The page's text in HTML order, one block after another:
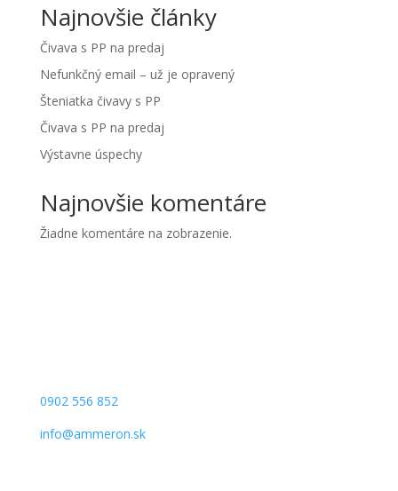
Najnovšie články
Čivava s PP na predaj
Nefunkčný email – už je opravený
Šteniatka čivavy s PP
Čivava s PP na predaj
Výstavne úspechy
Najnovšie komentáre
Žiadne komentáre na zobrazenie.
0902 556 852
info@ammeron.sk